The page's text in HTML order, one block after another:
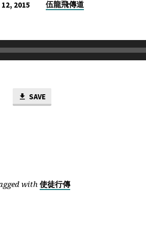
12, 2015 伍龍飛傳道
SAVE
with 使徒行傳